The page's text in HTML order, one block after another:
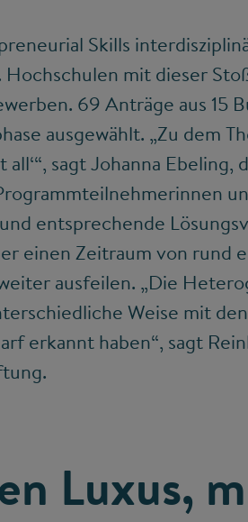
Skills
Hochschulen mit dieser
69 Anträge aus 15
ausgewählt. „Zu dem
sagt Johanna Ebeling,
entsprechende
einen Zeitraum von rund
ausfeilen. „Die
Weise mit
erkannt haben“, sagt
Luxus,